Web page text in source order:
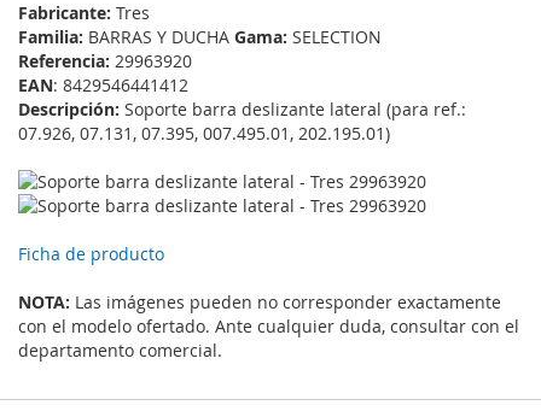
Fabricante: Tres
Familia: BARRAS Y DUCHA Gama: SELECTION
Referencia: 29963920
EAN: 8429546441412
Descripción: Soporte barra deslizante lateral (para ref.:
07.926, 07.131, 07.395, 007.495.01, 202.195.01)
Ficha de producto
NOTA: Las imágenes pueden no corresponder exactamente
con el modelo ofertado. Ante cualquier duda, consultar con el
departamento comercial.